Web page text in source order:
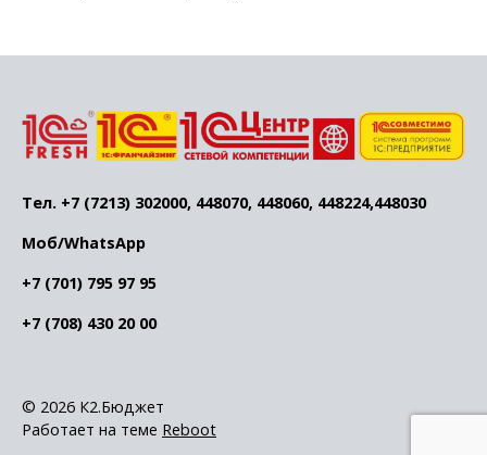
Тел. +7 (7213) 302000, 448070, 448060, 448224,448030
Моб/WhatsApp
+7 (701) 795 97 95
+7 (708) 430 20 00
© 2026 К2.Бюджет
Работает на теме Reboot